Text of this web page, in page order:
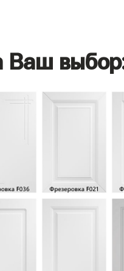
Ваш